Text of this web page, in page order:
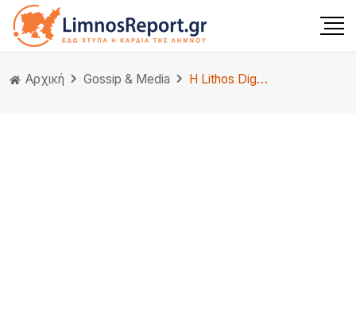
Αρχική Gossip & Media Η Lithos Digital Premium Χορηγός στο WordCamp Athens